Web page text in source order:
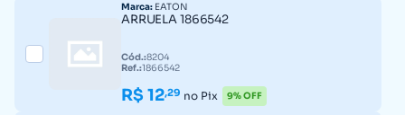
Marca: EATON
ARRUELA 1866542
Cód.:8204
Ref.:1866542
R$ 12,29 no Pix 9% OFF